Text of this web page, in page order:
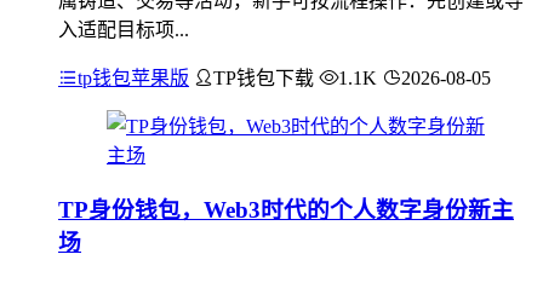
入适配目标项...
tp钱包苹果版 TP钱包下载 1.1K 2026-08-05
TP身份钱包，Web3时代的个人数字身份新主
场